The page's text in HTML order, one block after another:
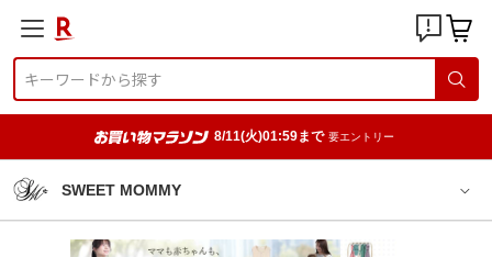
8/11(火)01:59まで 要エントリー
SWEET MOMMY